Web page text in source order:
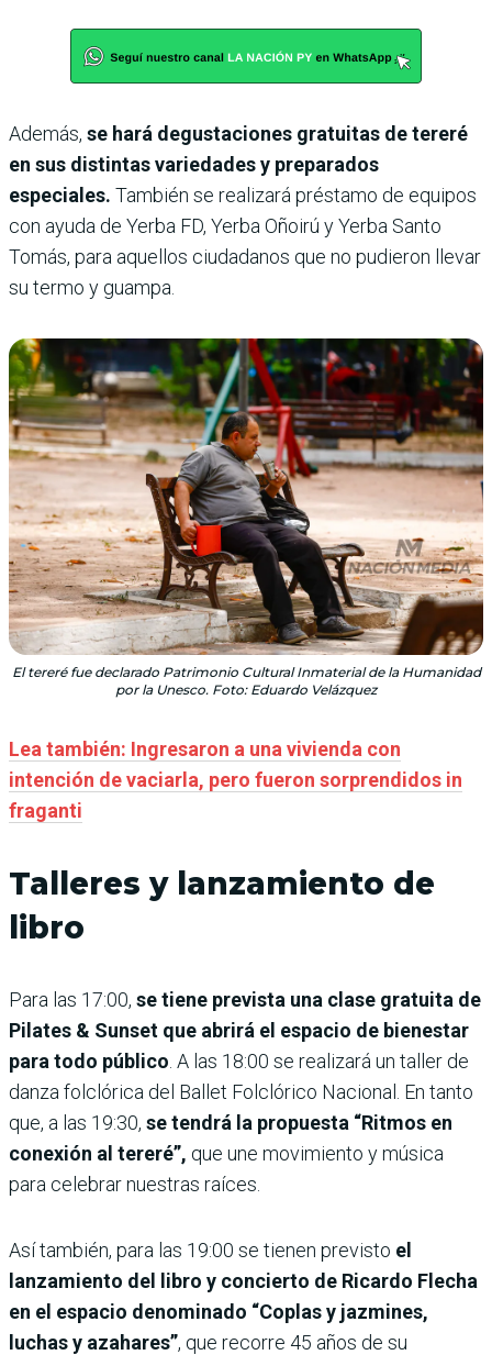
Además, se hará degustaciones gratuitas de tereré
en sus distintas variedades y preparados
especiales. También se realizará préstamo de equipos
con ayuda de Yerba FD, Yerba Oñoirú y Yerba Santo
Tomás, para aquellos ciudadanos que no pudieron llevar
su termo y guampa.
El tereré fue declarado Patrimonio Cultural Inmaterial de la Humanidad
por la Unesco. Foto: Eduardo Velázquez
Lea también: Ingresaron a una vivienda con
intención de vaciarla, pero fueron sorprendidos in
fraganti
Talleres y lanzamiento de
libro
Para las 17:00, se tiene prevista una clase gratuita de
Pilates & Sunset que abrirá el espacio de bienestar
para todo público . A las 18:00 se realizará un taller de
danza folclórica del Ballet Folclórico Nacional. En tanto
que, a las 19:30, se tendrá la propuesta “Ritmos en
conexión al tereré”, que une movimiento y música
para celebrar nuestras raíces.
Así también, para las 19:00 se tienen previsto el
lanzamiento del libro y concierto de Ricardo Flecha
en el espacio denominado “Coplas y jazmines,
luchas y azahares”, que recorre 45 años de su